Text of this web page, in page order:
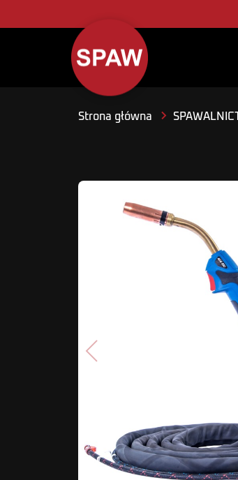
Strona główna
Poprzedni